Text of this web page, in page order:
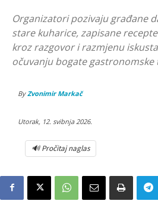
Organizatori pozivaju građane
stare kuharice, zapisane
kroz razgovor i razmjenu
očuvanju bogate gastronomske
By Zvonimir Markač
Utorak, 12. svibnja 2026.
🔊 Pročitaj naglas